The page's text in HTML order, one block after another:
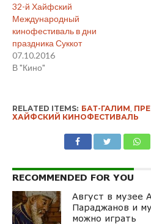
32-й Хайфский
Международный
кинофестиваль в дни
праздника Суккот
07.10.2016
В "Кино"
RELATED ITEMS: БАТ-ГАЛИМ
ХАЙФСКИЙ КИНОФЕСТИВАЛЬ
RECOMMENDED FOR YOU
Август в музее
Параджанов и
можно играть